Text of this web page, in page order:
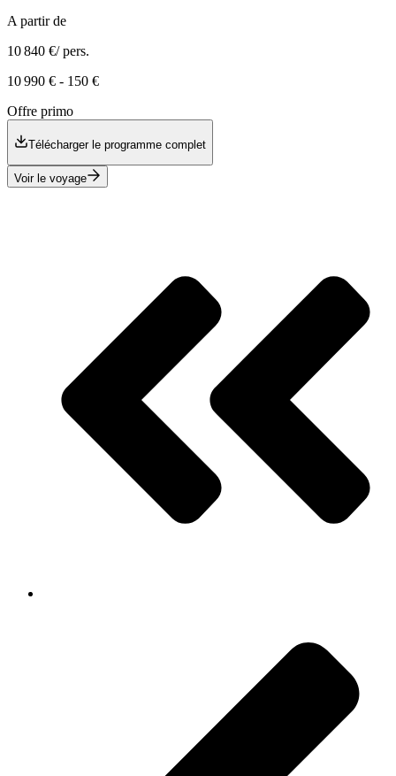
A partir de
10 840 €/ pers.
10 990 € - 150 €
Offre primo
Télécharger le programme complet
Voir le voyage